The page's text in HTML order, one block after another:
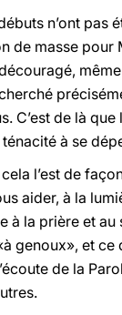
n’ont pas
de masse pour
C’est de là
à se
l’est de
aider, à la
à la prière et
genoux», et
de la